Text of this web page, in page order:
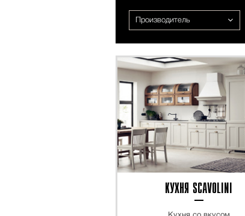
Производитель
ХИТ
КУХНЯ SCAVOLINI